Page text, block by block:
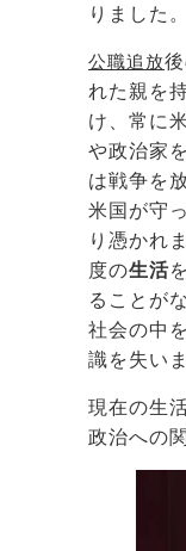
りました。
公職追放
れた親を
け、常に
や政治家
は戦争を
米国が守
り憑かれ
度の生活
ることが
社会の中
識を失い
現在の生
政治への